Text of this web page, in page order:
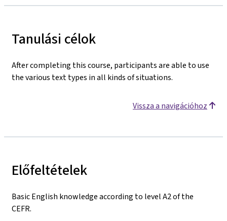
Tanulási célok
After completing this course, participants are able to use
the various text types in all kinds of situations.
Vissza a navigációhoz
Előfeltételek
Basic English knowledge according to level A2 of the
CEFR.